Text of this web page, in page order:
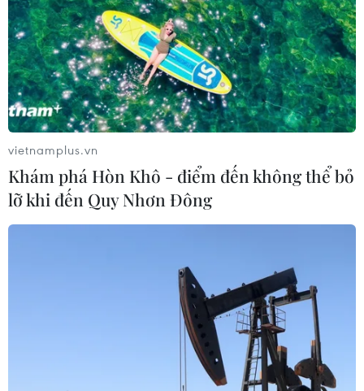
vietnamplus.vn
Khám phá Hòn Khô - điểm đến không thể bỏ
lỡ khi đến Quy Nhơn Đông